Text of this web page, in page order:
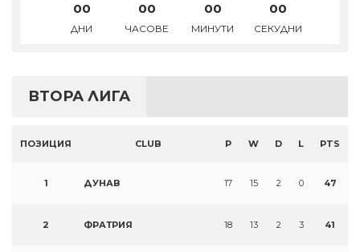
00
ДНИ
00
ЧАСОВЕ
00
МИНУТИ
00
СЕКУДНИ
ВТОРА ЛИГА
ПОЗИЦИЯ CLUB P W D L PTS
1 ДУНАВ 17 15 2 0 47
2 ФРАТРИЯ 18 13 2 3 41